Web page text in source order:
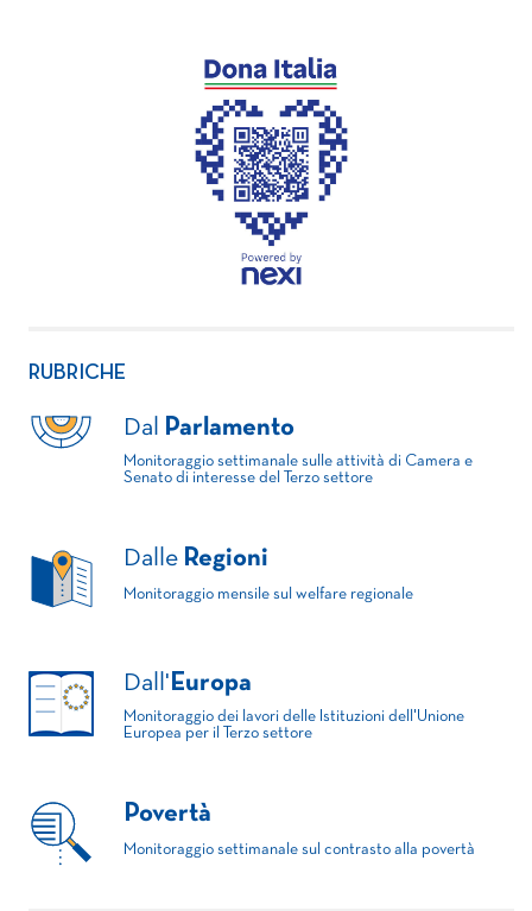
RUBRICHE
Dal Parlamento
Monitoraggio settimanale sulle attività di Camera e
Senato di interesse del Terzo settore
Dalle Regioni
Monitoraggio mensile sul welfare regionale
Dall' Europa
Monitoraggio dei lavori delle Istituzioni dell'Unione
Europea per il Terzo settore
Povertà
Monitoraggio settimanale sul contrasto alla povertà